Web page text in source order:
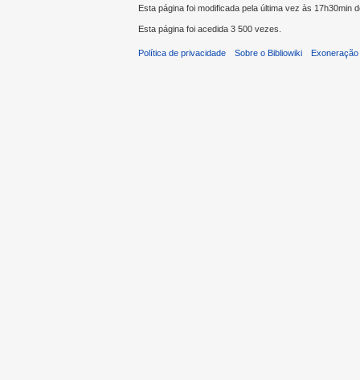
Esta página foi modificada pela última vez às 17h30min
Esta página foi acedida 3 500 vezes.
Política de privacidade Sobre o Bibliowiki